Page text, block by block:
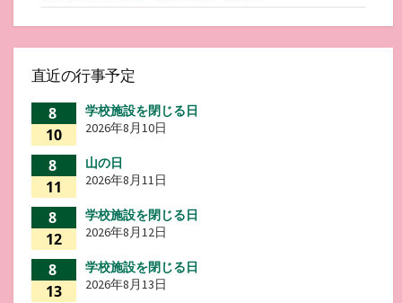
直近の行事予定
8
10
学校施設を閉じる日
2026年8月10日
8
11
山の日
2026年8月11日
8
12
学校施設を閉じる日
2026年8月12日
8
13
学校施設を閉じる日
2026年8月13日